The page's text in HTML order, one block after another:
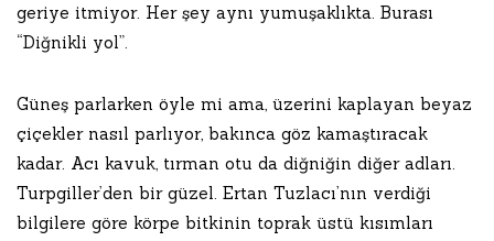
geriye itmiyor. Her şey aynı yumuşaklıkta. Burası
“Diğnikli yol”.
Güneş parlarken öyle mi ama, üzerini kaplayan beyaz
çiçekler nasıl parlıyor, bakınca göz kamaştıracak
kadar. Acı kavuk, tırman otu da diğniğin diğer adları.
Turpgiller’den bir güzel. Ertan Tuzlacı’nın verdiği
bilgilere göre körpe bitkinin toprak üstü kısımları